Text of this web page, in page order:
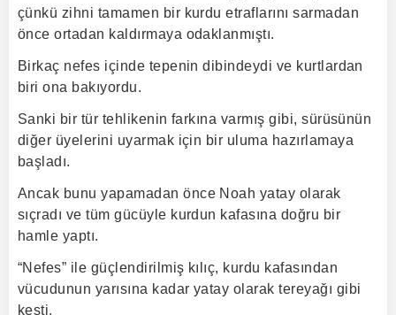
çünkü zihni tamamen bir kurdu etraflarını sarmadan
önce ortadan kaldırmaya odaklanmıştı.
Birkaç nefes içinde tepenin dibindeydi ve kurtlardan
biri ona bakıyordu.
Sanki bir tür tehlikenin farkına varmış gibi, sürüsünün
diğer üyelerini uyarmak için bir uluma hazırlamaya
başladı.
Ancak bunu yapamadan önce Noah yatay olarak
sıçradı ve tüm gücüyle kurdun kafasına doğru bir
hamle yaptı.
“Nefes” ile güçlendirilmiş kılıç, kurdu kafasından
vücudunun yarısına kadar yatay olarak tereyağı gibi
kesti.